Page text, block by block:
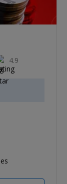
4.9